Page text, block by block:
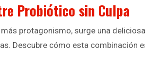
Probiótico sin Culpa
protagonismo, surge una
Descubre cómo esta combinación